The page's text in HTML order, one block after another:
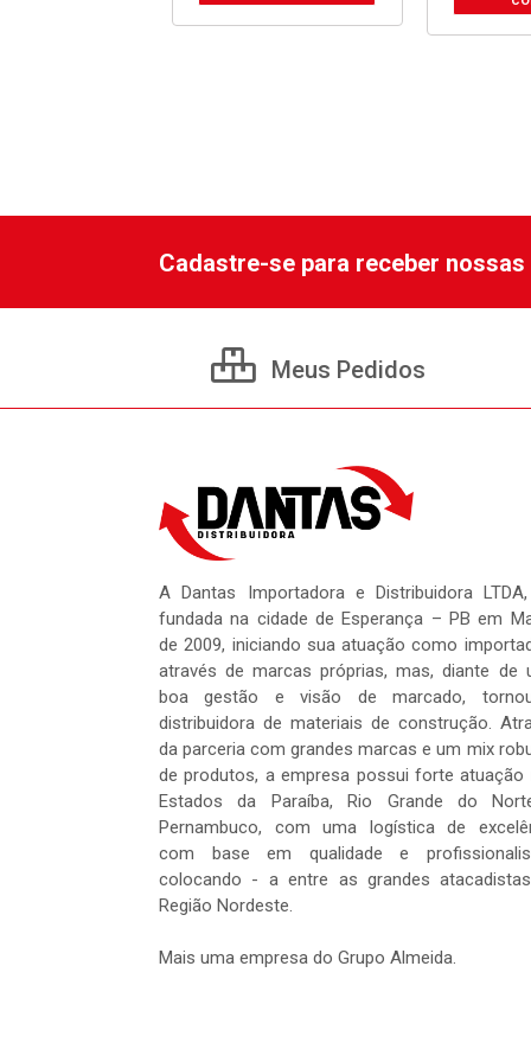
Cadastre-se para receber
Meus Pedidos
A Dantas Importadora e Distribuidora
fundada na cidade de Esperança – PB em
de 2009, iniciando sua atuação como
através de marcas próprias, mas, diante de
boa gestão e visão de marcado,
distribuidora de materiais de construção.
da parceria com grandes marcas e um mix
de produtos, a empresa possui forte atuação
Estados da Paraíba, Rio Grande do
Pernambuco, com uma logística de
com base em qualidade e
colocando - a entre as grandes
Região Nordeste.
Mais uma empresa do Grupo Almeida.